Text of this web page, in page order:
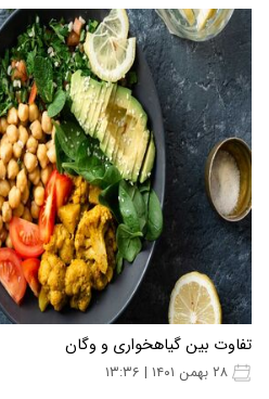
تفاوت بین گیاهخواری و وگان